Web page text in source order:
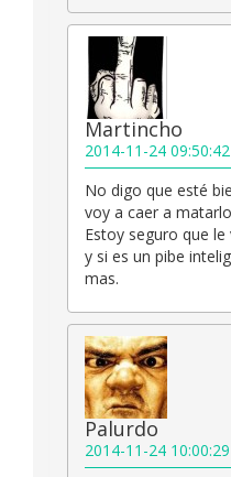
Martincho
2014-11-24 09:50:42
No digo que esté
voy a caer a
Estoy seguro que
y si es un pibe
mas.
Palurdo
2014-11-24 10:00:29